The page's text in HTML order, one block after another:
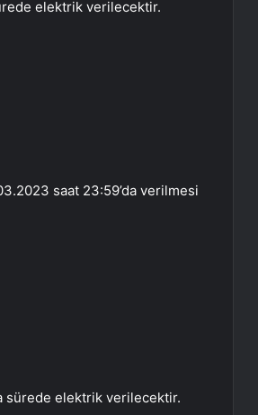
elektrik verilecektir.
saat 23:59’da verilmesi
sürede elektrik verilecektir.